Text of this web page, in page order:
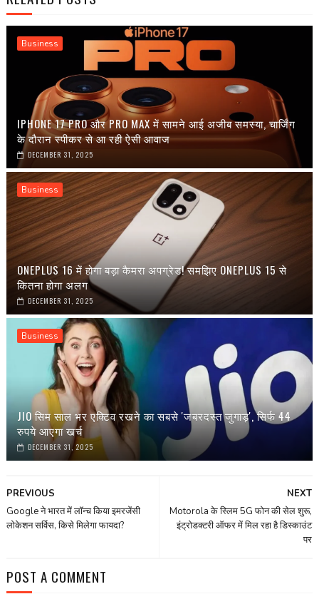
Business
IPHONE 17 PRO और PRO MAX में सामने आई अजीब समस्या, चार्जिंग
के दौरान स्पीकर से आ रही ऐसी आवाज
DECEMBER 31, 2025
Business
ONEPLUS 16 में होगा बड़ा कैमरा अपग्रेड! समझिए ONEPLUS 15 से
कितना होगा अलग
DECEMBER 31, 2025
Business
JIO सिम साल भर एक्टिव रखने का सबसे 'जबरदस्त जुगाड़', सिर्फ 44
रुपये आएगा खर्च
DECEMBER 31, 2025
NEXT
Motorola के स्लिम 5G फोन की सेल शुरू,
इंट्रोडक्टरी ऑफर में मिल रहा है डिस्काउंट
पर
PREVIOUS
Google ने भारत में लॉन्च किया इमरजेंसी
लोकेशन सर्विस, किसे मिलेगा फायदा?
POST A COMMENT